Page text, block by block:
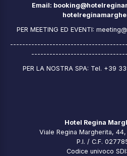
Email:
PER MEETING ED EVENTI:
PER LA NOSTRA SPA: Tel. +39
Hotel Regina
Viale Regina Margherita,
P.I. / C.F.
Codice univoco